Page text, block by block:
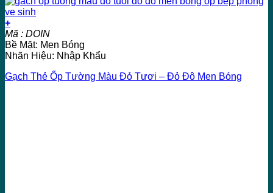
+
Mã : DOIN
Bề Mặt: Men Bóng
Nhãn Hiệu: Nhập Khẩu
Gạch Thẻ Ốp Tường Màu Đỏ Tươi – Đỏ Đô Men Bóng